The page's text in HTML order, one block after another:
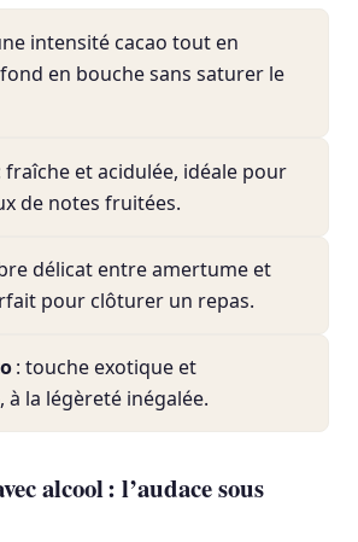
intensité cacao tout en
en bouche sans saturer le
fraîche et acidulée, idéale pour
de notes fruitées.
délicat entre amertume et
pour clôturer un repas.
: touche exotique et
à la légèreté inégalée.
alcool : l’audace sous